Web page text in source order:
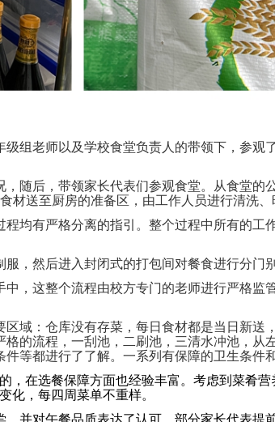
组老师以及学校食堂负责人的带领下，参
随后，带领家长代表们参观食堂。从食堂的
送至厨房的准备区，由工作人员进行清洗、
均有严格分离的指引。整个过程中所有的工
，然后进入封闭式的打包间对餐食进行分门
，这整个流程由校方专门的老师进行严格
域：仓库没有存菜，每日食材都是当日新送
的流程，一刮池，二刷池，三清水冲池，从
等都进行了了解。一系列有保障的卫生条件
在选餐保障方面也经验丰富。考虑到菜肴
化，每四周菜单不重样。
并对午餐品质表达了认可，部分家长代表提